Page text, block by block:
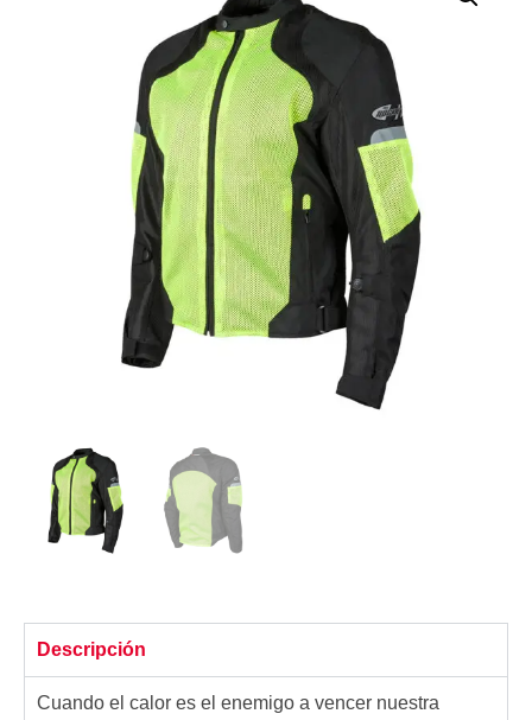
Descripción
Cuando el calor es el enemigo a vencer nuestra